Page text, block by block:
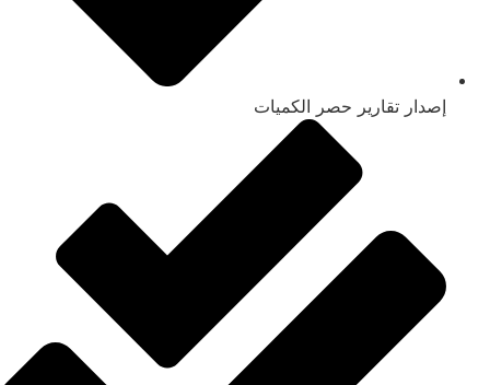
إصدار تقارير حصر الكميات